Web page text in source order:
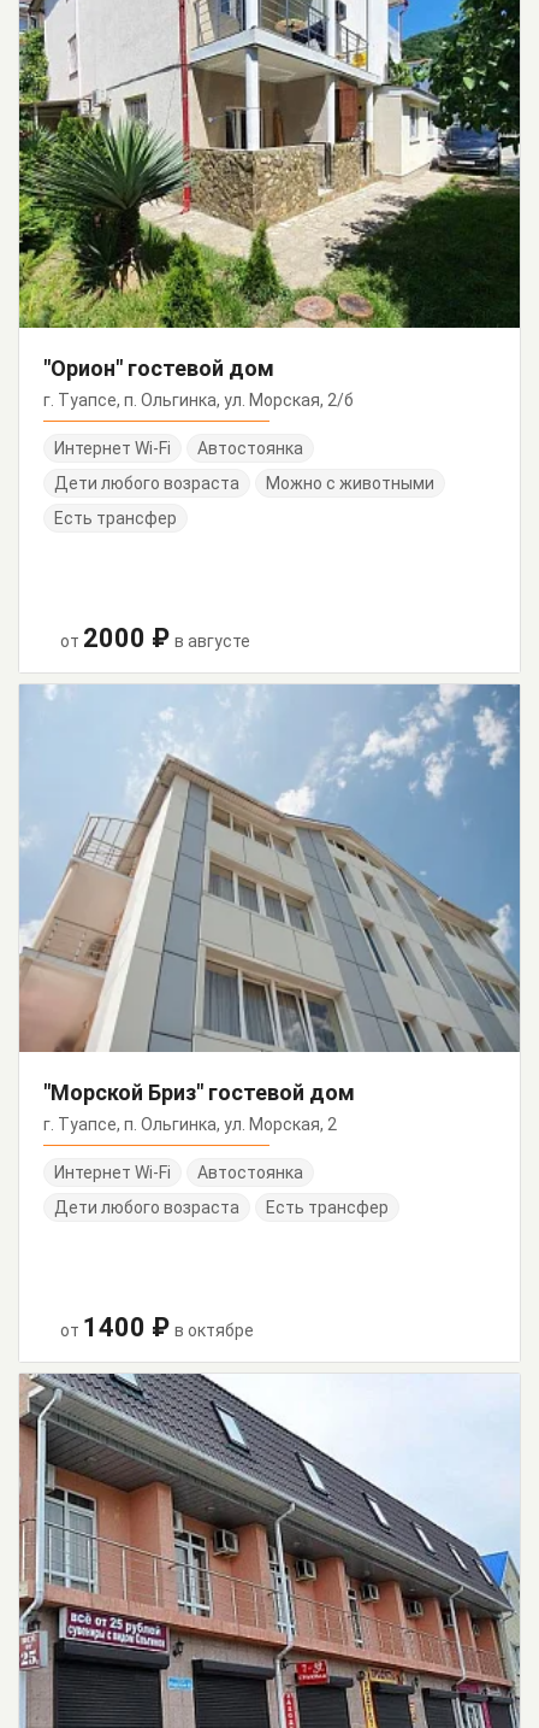
"Орион" гостевой дом
г. Туапсе, п. Ольгинка, ул. Морская, 2/б
Интернет Wi-Fi
Автостоянка
Дети любого возраста
Можно с животными
Есть трансфер
от 2000 ₽ в августе
"Морской Бриз" гостевой дом
г. Туапсе, п. Ольгинка, ул. Морская, 2
Интернет Wi-Fi
Автостоянка
Дети любого возраста
Есть трансфер
от 1400 ₽ в октябре